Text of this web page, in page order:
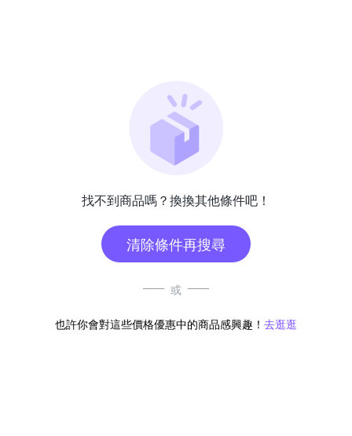
找不到商品嗎？換換其他條件吧！
清除條件再搜尋
或
也許你會對這些價格優惠中的商品感興趣！ 去逛逛